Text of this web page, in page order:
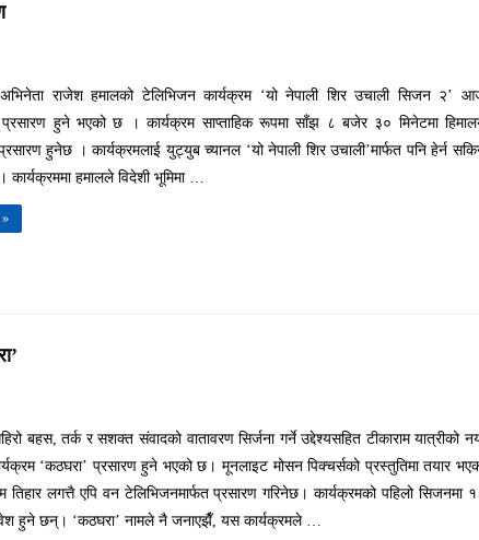
राजेश हमालको टेलिभिजन कार्यक्रम ‘यो नेपाली शिर उचाली सिजन २’
प्रसारण हुने भएको छ । कार्यक्रम साप्ताहिक रूपमा साँझ ८ बजेर ३० मिनेटमा
हुनेछ । कार्यक्रमलाई युट्युब च्यानल ‘यो नेपाली शिर उचाली’मार्फत पनि हेर्न
कार्यक्रममा हमालले विदेशी भूमिमा …
»
बहस, तर्क र सशक्त संवादको वातावरण सिर्जना गर्ने उद्देश्यसहित टीकाराम यात्रीको
‘कठघरा’ प्रसारण हुने भएको छ। मूनलाइट मोसन पिक्चर्सको प्रस्तुतिमा तयार
तिहार लगत्तै एपि वन टेलिभिजनमार्फत प्रसारण गरिनेछ। कार्यक्रमको पहिलो सिजनमा
हुने छन्। ‘कठघरा’ नामले नै जनाएझैँ, यस कार्यक्रमले …